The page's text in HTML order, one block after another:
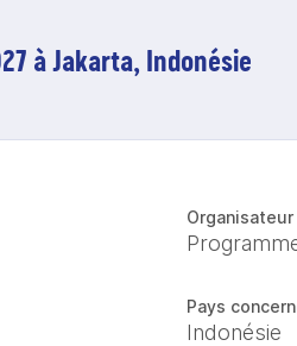
à Jakarta, Indonésie
Organisateur
Pays
Indonésie